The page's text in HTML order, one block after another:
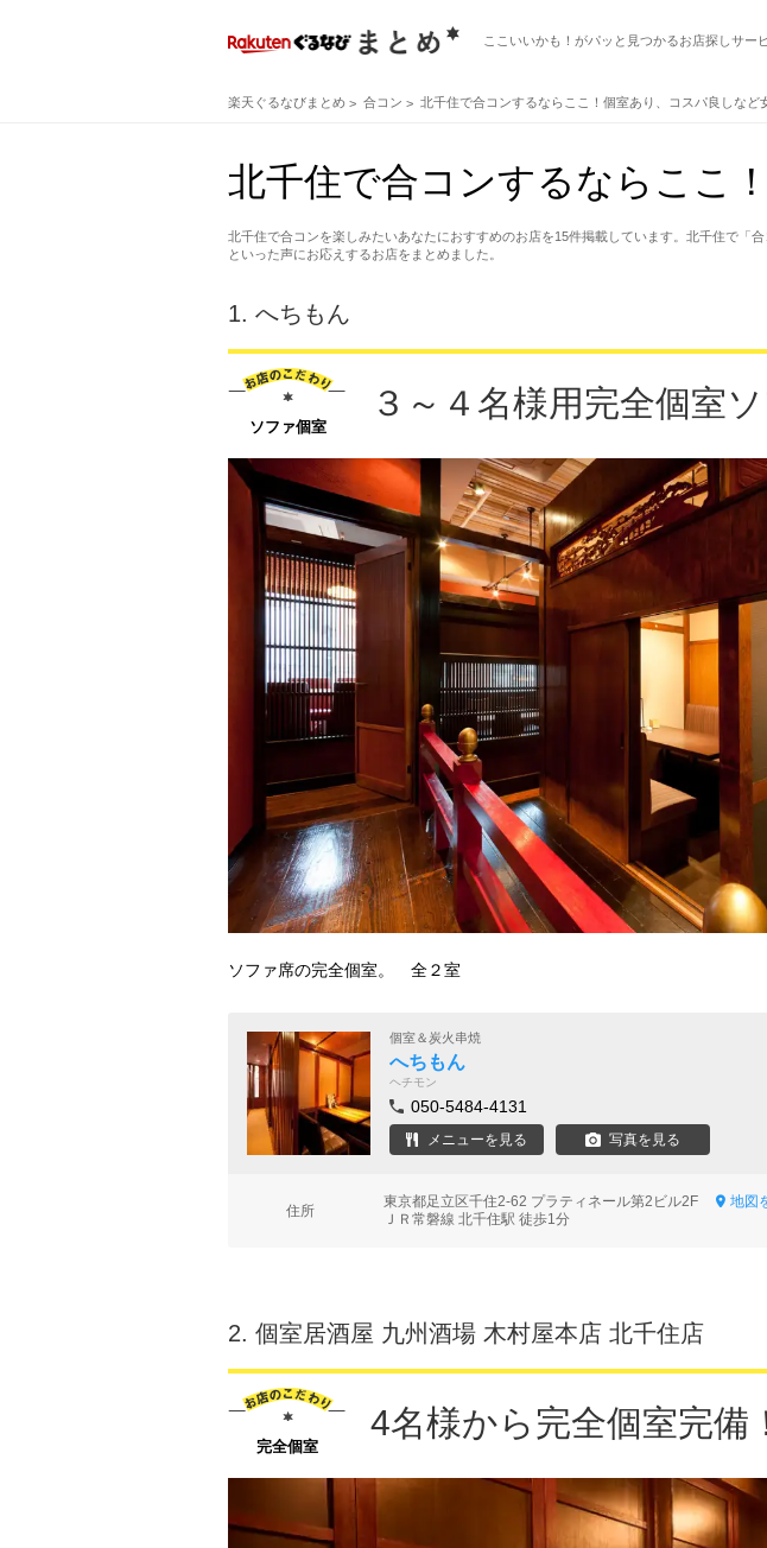
ここいいかも！がパッと見つかるお店探しサー
楽天ぐるなびまとめ 合コン 北千住で合コンするならここ！個室あり、コスパ良しなど
北千住で合コンするならここ
北千住で合コンを楽しみたいあなたにおすすめのお店を15件掲載しています。北千住で「
といった声にお応えするお店をまとめました。
1. へちもん
ソファ個室
３～４名様用完全個室
ソファ席の完全個室。 全２室
個室＆炭火串焼
へちもん
ヘチモン
050-5484-4131
メニューを見る 写真を見る
住所
東京都足立区千住2-62 プラティネール第2ビル2F
地図
ＪＲ常磐線 北千住駅 徒歩1分
2. 個室居酒屋 九州酒場 木村屋本店 北千住店
完全個室
4名様から完全個室完備